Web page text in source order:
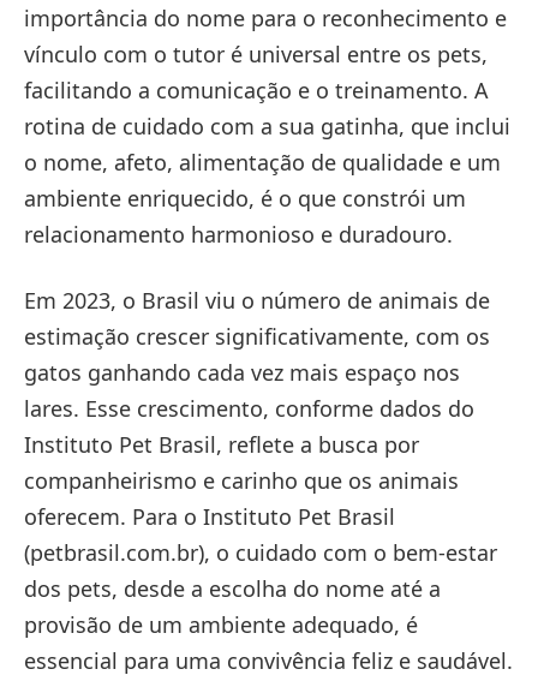
importância do nome para o reconhecimento e
vínculo com o tutor é universal entre os pets,
facilitando a comunicação e o treinamento. A
rotina de cuidado com a sua gatinha, que inclui
o nome, afeto, alimentação de qualidade e um
ambiente enriquecido, é o que constrói um
relacionamento harmonioso e duradouro.
Em 2023, o Brasil viu o número de animais de
estimação crescer significativamente, com os
gatos ganhando cada vez mais espaço nos
lares. Esse crescimento, conforme dados do
Instituto Pet Brasil, reflete a busca por
companheirismo e carinho que os animais
oferecem. Para o Instituto Pet Brasil
(petbrasil.com.br), o cuidado com o bem-estar
dos pets, desde a escolha do nome até a
provisão de um ambiente adequado, é
essencial para uma convivência feliz e saudável.